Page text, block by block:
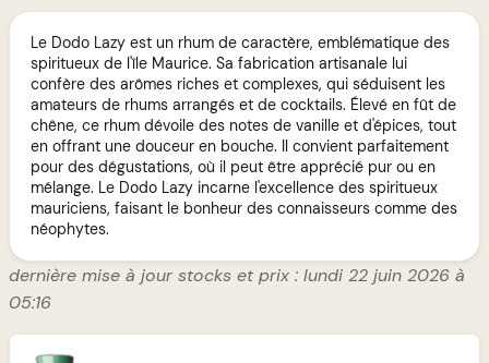
Le Dodo Lazy est un rhum de caractère, emblématique des
spiritueux de l'île Maurice. Sa fabrication artisanale lui
confère des arômes riches et complexes, qui séduisent les
amateurs de rhums arrangés et de cocktails. Élevé en fût de
chêne, ce rhum dévoile des notes de vanille et d'épices, tout
en offrant une douceur en bouche. Il convient parfaitement
pour des dégustations, où il peut être apprécié pur ou en
mélange. Le Dodo Lazy incarne l'excellence des spiritueux
mauriciens, faisant le bonheur des connaisseurs comme des
néophytes.
dernière mise à jour stocks et prix : lundi 22 juin 2026 à
05:16